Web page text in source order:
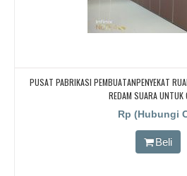
PUSAT PABRIKASI PEMBUATANPENYEKAT
REDAM SUARA UNTUK
Rp (Hubungi
Beli